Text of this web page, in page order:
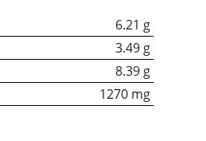
6.21 g
3.49 g
8.39 g
1270 mg